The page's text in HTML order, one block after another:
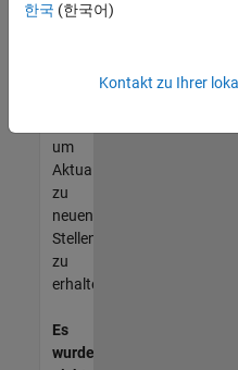
werden
unseres
um
Aktualisierungen
zu
neuen
Stellenangeboten
zu
erhalten.
Es
wurden
한국 (한국어)
Kontakt zu Ihrer